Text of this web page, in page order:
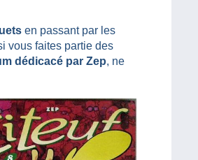
en passant par les
vous faites partie des
dédicacé par Zep, ne